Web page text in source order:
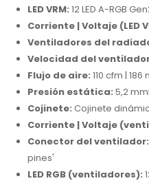
LED VRM: 12 LED A-RGB
Corriente | Voltaje (LED
Ventiladores del
Velocidad del
Flujo de aire: 110 cfm | 186
Presión estática: 5,2
Cojinete: Cojinete
Corriente | Voltaje
Conector del ventilador:
pines'
LED RGB (ventiladores):